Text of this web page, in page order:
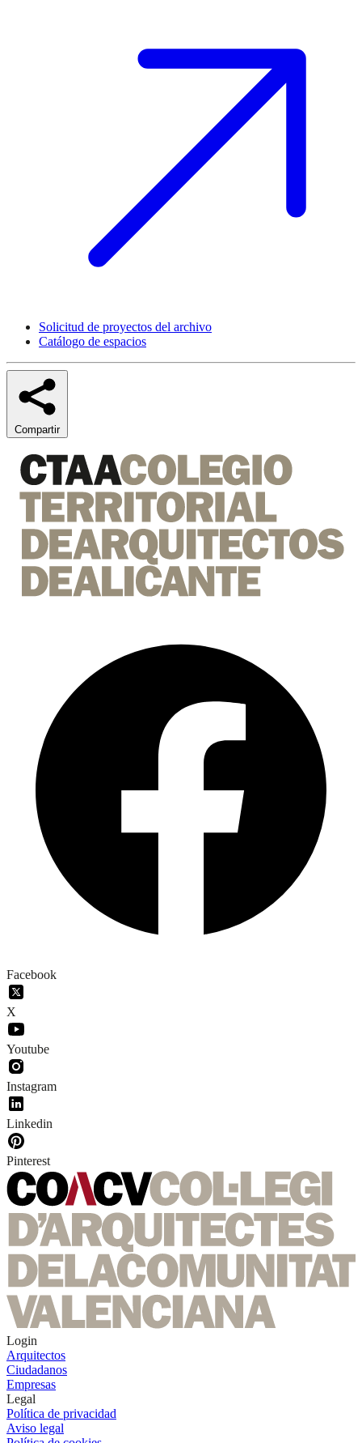
Solicitud de proyectos del archivo
Catálogo de espacios
Compartir
Facebook
X
Youtube
Instagram
Linkedin
Pinterest
Login
Arquitectos
Ciudadanos
Empresas
Legal
Política de privacidad
Aviso legal